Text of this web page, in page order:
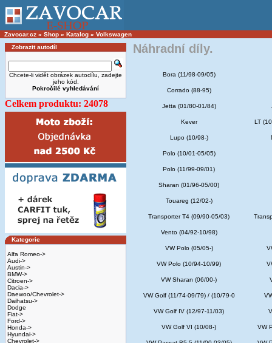
Zavocar.cz » Shop » Katalog » Volkswagen
Zobrazit autodíl
Chcete-li vidět obrázek autodílu, zadejte
jeho kód.
Pokročilé vyhledávání
Celkem produktu: 24078
Kategorie
Alfa Romeo->
Audi->
Austin->
BMW->
Citroen->
Dacia->
Daewoo/Chevrolet->
Daihatsu->
Dodge
Fiat->
Ford->
Honda->
Hyundai->
Chevrolet->
Náhradní díly.
Bora (11/98-09/05)
Corrado (88-95)
Jetta (01/80-01/84)
Kever LT
Lupo (10/98-)
Polo (10/01-05/05)
Polo (11/99-09/01)
Sharan (01/96-05/00)
Touareg (12/02-)
Transporter T4 (09/90-05/03)
Vento (04/92-10/98)
VW Polo (05/05-)
VW Polo (10/94-10/99)
VW Sharan (06/00-)
VW Golf (11/74-09/79) / (10/79-0
VW Golf IV (12/97-11/03)
VW Golf VI (10/08-) VW